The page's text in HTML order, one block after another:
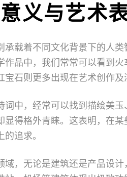
义与艺术
承载着不同文化背景下的人
作品中，我们常常可以看到
宝石则更多出现在艺术创作及
词中，经常可以找到描绘美
显得格外青睐。这表明，在
追求。
域，无论是建筑还是产品设